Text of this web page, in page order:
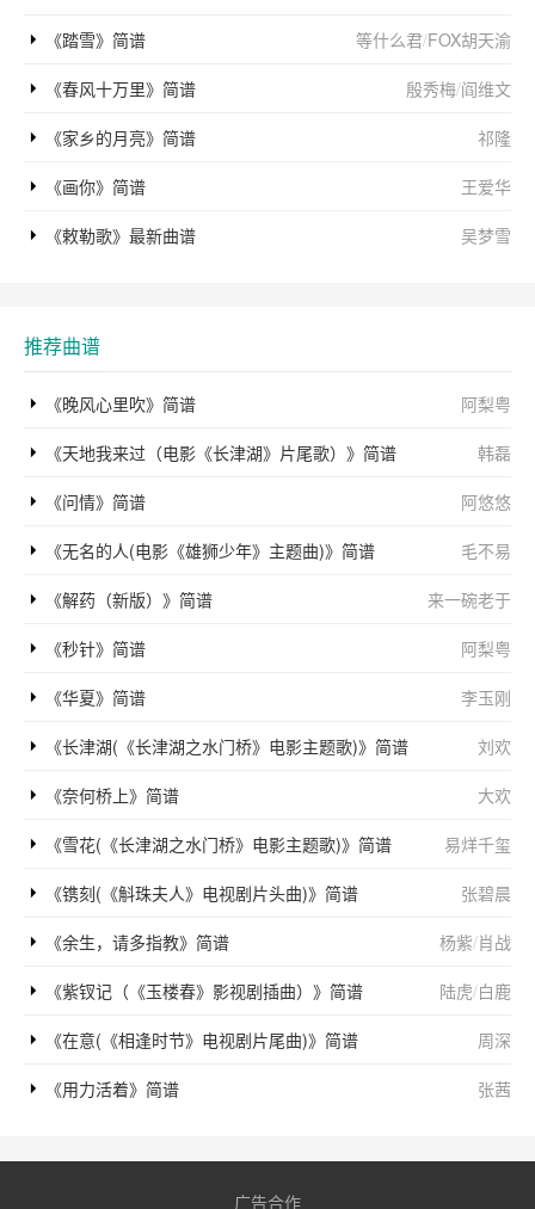
等什么君/FOX胡天渝
《踏雪》简谱
殷秀梅/阎维文
《春风十万里》简谱
祁隆
《家乡的月亮》简谱
王爱华
《画你》简谱
吴梦雪
《敕勒歌》最新曲谱
推荐曲谱
阿梨粤
《晚风心里吹》简谱
韩磊
《天地我来过（电影《长津湖》片尾歌）》简谱
阿悠悠
《问情》简谱
毛不易
《无名的人(电影《雄狮少年》主题曲)》简谱
来一碗老于
《解药（新版）》简谱
阿梨粤
《秒针》简谱
李玉刚
《华夏》简谱
刘欢
《长津湖(《长津湖之水门桥》电影主题歌)》简谱
大欢
《奈何桥上》简谱
易烊千玺
《雪花(《长津湖之水门桥》电影主题歌)》简谱
张碧晨
《镌刻(《斛珠夫人》电视剧片头曲)》简谱
杨紫/肖战
《余生，请多指教》简谱
陆虎/白鹿
《紫钗记（《玉楼春》影视剧插曲）》简谱
周深
《在意(《相逢时节》电视剧片尾曲)》简谱
张茜
《用力活着》简谱
广告合作